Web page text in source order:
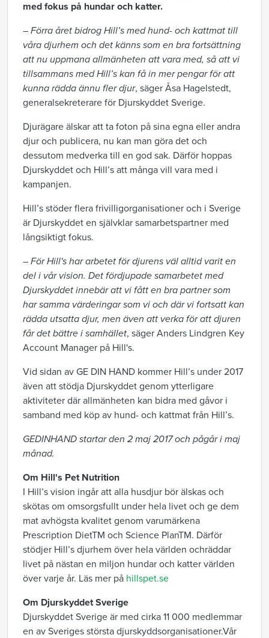
med fokus på hundar och katter.
– Förra året bidrog Hill’s med hund- och kattmat till
våra djurhem och det känns som en bra fortsättning
att nu uppmana allmänheten att vara med, så att vi
tillsammans med Hill’s kan få in mer pengar för att
kunna rädda ännu fler djur, säger Åsa Hagelstedt,
generalsekreterare för Djurskyddet Sverige.
Djurägare älskar att ta foton på sina egna eller andra
djur och publicera, nu kan man göra det och
dessutom medverka till en god sak. Därför hoppas
Djurskyddet och Hill’s att många vill vara med i
kampanjen.
Hill’s stöder flera frivilligorganisationer och i Sverige
är Djurskyddet en självklar samarbetspartner med
långsiktigt fokus.
– För Hill's har arbetet för djurens väl alltid varit en
del i vår vision. Det fördjupade samarbetet med
Djurskyddet innebär att vi fått en bra partner som
har samma värderingar som vi och där vi fortsatt kan
rädda utsatta djur, men även att verka för att djuren
får det bättre i samhället, säger Anders Lindgren Key
Account Manager på Hill's.
Vid sidan av GE DIN HAND kommer Hill’s under 2017
även att stödja Djurskyddet genom ytterligare
aktiviteter där allmänheten kan bidra med gåvor i
samband med köp av hund- och kattmat från Hill’s.
GEDINHAND startar den 2 maj 2017 och pågår i maj
månad.
Om Hill's Pet Nutrition
I Hill’s vision ingår att alla husdjur bör älskas och
skötas om omsorgsfullt under hela livet och ge dem
mat avhögsta kvalitet genom varumärkena
Prescription DietTM och Science PlanTM. Därför
stödjer Hill’s djurhem över hela världen ochräddar
livet på nästan en miljon hundar och katter världen
över varje år. Läs mer på hillspet.se
Om Djurskyddet Sverige
Djurskyddet Sverige är med cirka 11 000 medlemmar
en av Sveriges största djurskyddsorganisationer.Vår